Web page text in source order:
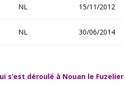
NL 15/11/2012
NL 30/06/2014
s’est déroulé à Nouan le Fuzelier